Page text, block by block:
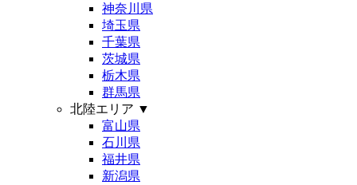
神奈川県
埼玉県
千葉県
茨城県
栃木県
群馬県
北陸エリア ▼
富山県
石川県
福井県
新潟県